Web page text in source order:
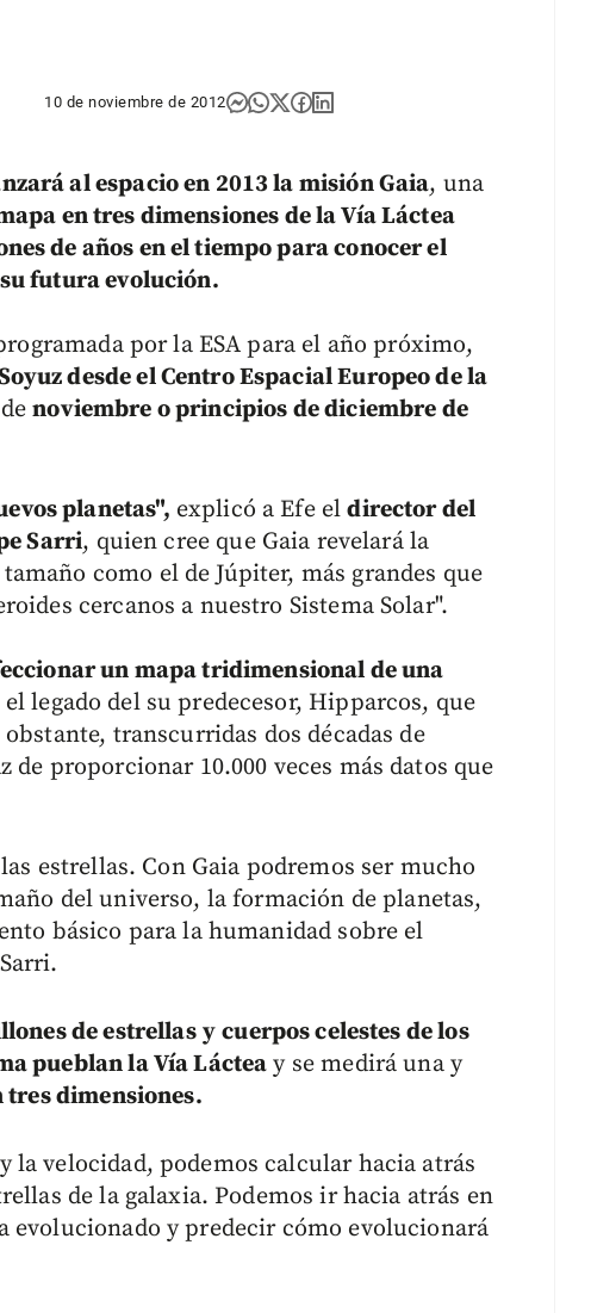
10 de noviembre de 2012
al espacio en 2013 la misión Gaia, una
en tres dimensiones de la Vía Láctea
de años en el tiempo para conocer el
futura evolución.
por la ESA para el año próximo,
desde el Centro Espacial Europeo de la
noviembre o principios de diciembre de
planetas", explicó a Efe eldirector del
Sarri, quien cree que Gaia revelará la
como el de Júpiter, más grandes que
cercanos a nuestro Sistema Solar".
un mapa tridimensional de una
legado del su predecesor, Hipparcos, que
transcurridas dos décadas de
de proporcionar 10.000 veces más datos que
estrellas. Con Gaia podremos ser mucho
del universo, la formación de planetas,
básico para la humanidad sobre el
de estrellas y cuerpos celestes de los
pueblan la Vía Láctea y se medirá una y
tres dimensiones.
la velocidad, podemos calcular hacia atrás
de la galaxia. Podemos ir hacia atrás en
evolucionado y predecir cómo evolucionará